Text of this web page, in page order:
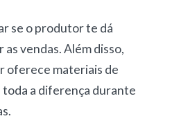
se o produtor te dá
vendas. Além disso,
oferece materiais de
toda a diferença durante